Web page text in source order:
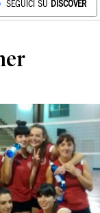
SEGUICI SU DISCOVER